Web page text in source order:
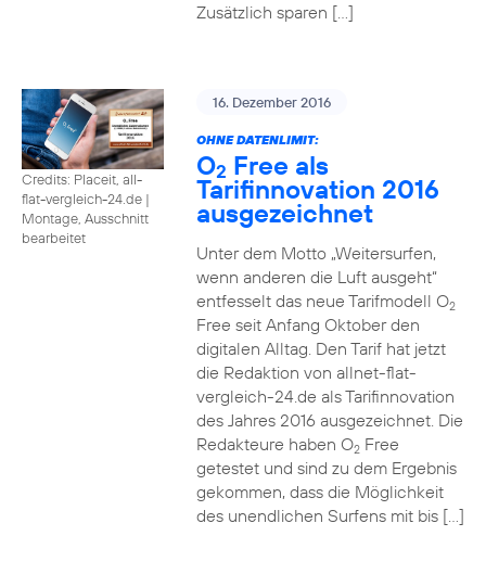
Zusätzlich sparen […]
Credits: Placeit, all-
flat-vergleich-24.de |
Montage, Ausschnitt
bearbeitet
16. Dezember 2016
OHNE DATENLIMIT:
O2 Free als
Tarifinnovation 2016
ausgezeichnet
Unter dem Motto „Weitersurfen,
wenn anderen die Luft ausgeht“
entfesselt das neue Tarifmodell O2
Free seit Anfang Oktober den
digitalen Alltag. Den Tarif hat jetzt
die Redaktion von allnet-flat-
vergleich-24.de als Tarifinnovation
des Jahres 2016 ausgezeichnet. Die
Redakteure haben O2Free
getestet und sind zu dem Ergebnis
gekommen, dass die Möglichkeit
des unendlichen Surfens mit bis […]